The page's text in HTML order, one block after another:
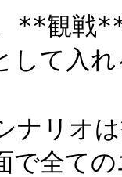
**観戦
全て